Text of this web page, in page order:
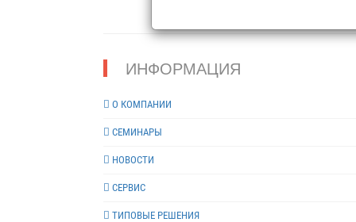
ИНФОРМАЦИЯ
О КОМПАНИИ
СЕМИНАРЫ
НОВОСТИ
СЕРВИС
ТИПОВЫЕ РЕШЕНИЯ